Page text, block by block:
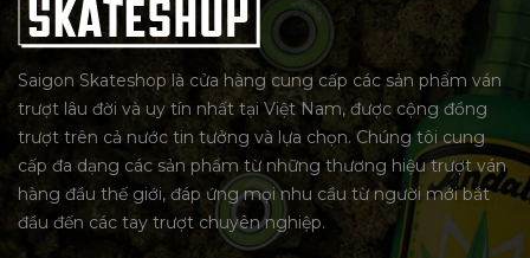
Saigon Skateshop là cửa hàng cung cấp các sản phẩm ván
trượt lâu đời và uy tín nhất tại Việt Nam, được cộng đồng
trượt trên cả nước tin tưởng và lựa chọn. Chúng tôi cung
cấp đa dạng các sản phẩm từ những thương hiệu trượt ván
hàng đầu thế giới, đáp ứng mọi nhu cầu từ người mới bắt
đầu đến các tay trượt chuyên nghiệp.